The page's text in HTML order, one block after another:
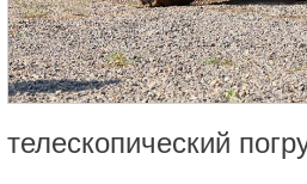
телескопический